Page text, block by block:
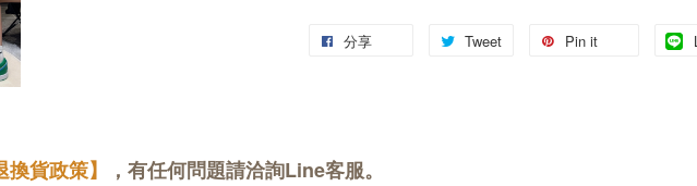
分享 Tweet Pin it
換貨政策】 ，有任何問題請洽詢Line客服。